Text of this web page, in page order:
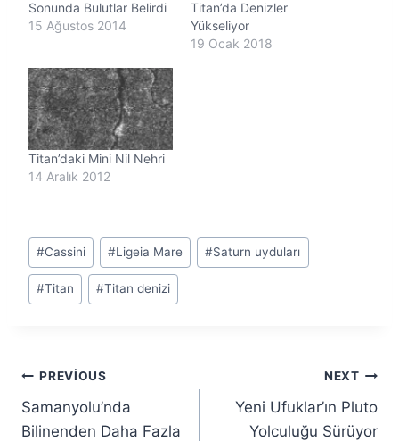
Sonunda Bulutlar Belirdi
15 Ağustos 2014
Titan’da Denizler
Yükseliyor
19 Ocak 2018
Titan’daki Mini Nil Nehri
14 Aralık 2012
Post
Tags:
#Cassini #Ligeia Mare #Saturn uyduları
#Titan #Titan denizi
Yazı
gezinmesi
PREVIOUS
Samanyolu’nda
Bilinenden Daha Fazla
NEXT
Yeni Ufuklar’ın Pluto
Yolculuğu Sürüyor